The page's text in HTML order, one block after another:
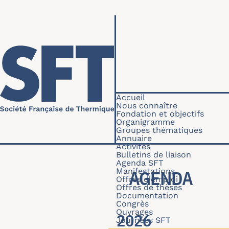
Navigation
Accueil
Nous connaître
Fondation et objectifs
Organigramme
Groupes thématiques
Annuaire
Activités
Bulletins de liaison
Agenda SFT
Manifestations
Offres d'emploi
Offres de thèses
Documentation
Congrès
Ouvrages
Journées SFT
AGENDA
2026